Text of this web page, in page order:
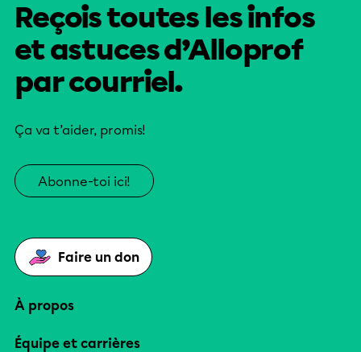
Reçois toutes les infos
et astuces d’Alloprof
par courriel.
Ça va t’aider, promis!
Abonne-toi ici!
Faire un don
À propos
Équipe et carrières